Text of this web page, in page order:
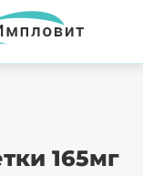
165мг